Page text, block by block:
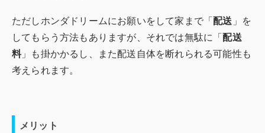
ただしホンダドリームにお願いをして家まで「配送 」を
してもらう方法もありますが、それでは無駄に「配送
料」も掛かかるし、また配送自体を断れられる可能性も
考えられます。
メリット